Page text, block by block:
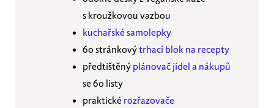
s kroužkovou vazbou
kuchařské samolepky
60 stránkovýtrhací blok na recepty
předtištěný plánovač jídel a nákupů
se 60 listy
praktické rozřazovače